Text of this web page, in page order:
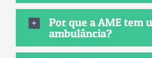
Por que a AME tem
ambulância?